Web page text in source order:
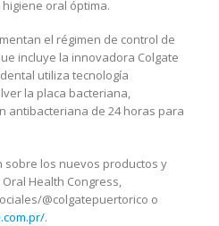
higiene oral óptima.
el régimen de control de
incluye la innovadora Colgate
utiliza tecnología
la placa bacteriana,
antibacteriana de 24 horas para
sobre los nuevos productos y
Oral Health Congress,
/@colgatepuertorico o
.